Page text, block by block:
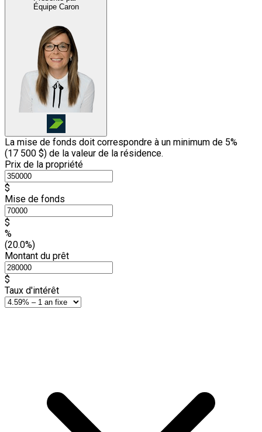
Équipe Caron
La mise de fonds doit correspondre à un minimum de 5%
(17 500 $) de la valeur de la résidence.
Prix de la propriété
$
Mise de fonds
$
%
(20.0%)
Montant du prêt
$
Taux d'intérêt